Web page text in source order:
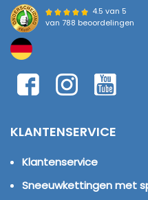
4.5 van 5
van 788 beoordelingen
KLANTENSERVICE
Klantenservice
Sneeuwkettingen met